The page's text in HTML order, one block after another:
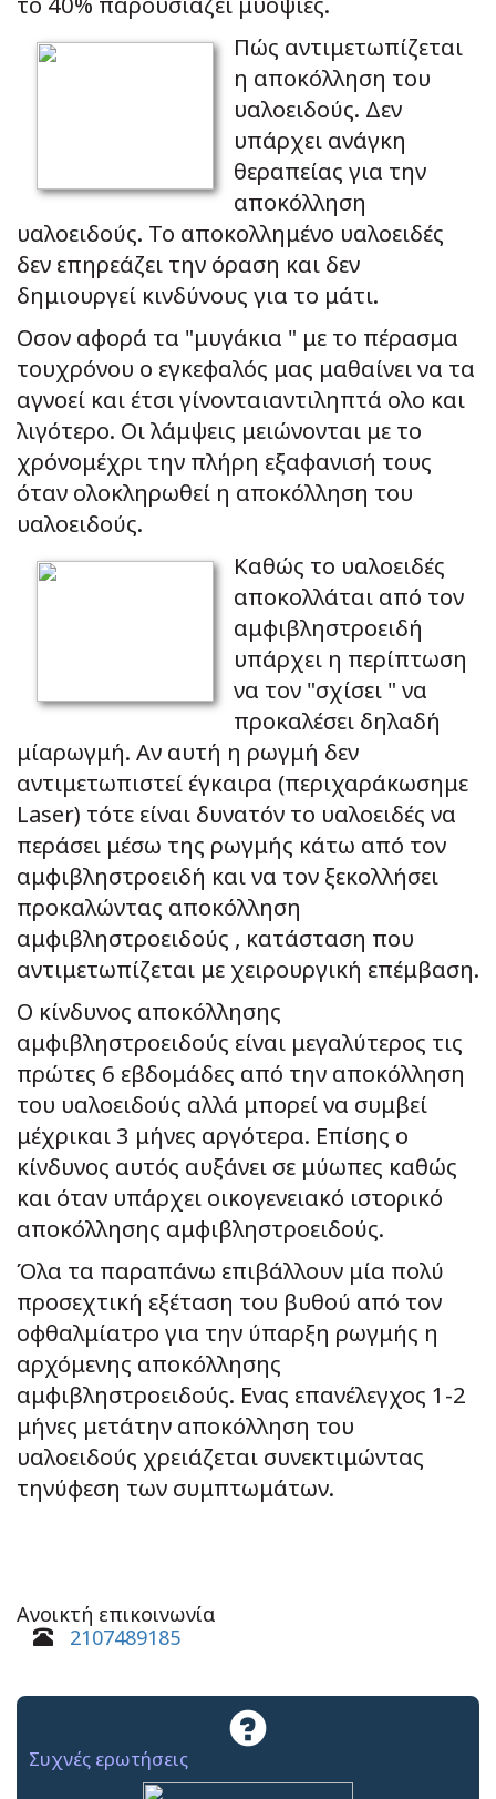
Πώς αντιμετωπίζεται
η αποκόλληση του
υαλοειδούς. Δεν
υπάρχει ανάγκη
θεραπείας για την
αποκόλληση
υαλοειδούς. Το αποκολλημένο υαλοειδές
δεν επηρεάζει την όραση και δεν
δημιουργεί κινδύνους για το μάτι.
Οσον αφορά τα "μυγάκια " με το πέρασμα
τουχρόνου ο εγκεφαλός μας μαθαίνει να τα
αγνοεί και έτσι γίνονταιαντιληπτά ολο και
λιγότερο. Οι λάμψεις μειώνονται με το
χρόνομέχρι την πλήρη εξαφανισή τους
όταν ολοκληρωθεί η αποκόλληση του
υαλοειδούς.
Καθώς το υαλοειδές
αποκολλάται από τον
αμφιβληστροειδή
υπάρχει η περίπτωση
να τον "σχίσει " να
προκαλέσει δηλαδή
μίαρωγμή. Αν αυτή η ρωγμή δεν
αντιμετωπιστεί έγκαιρα (περιχαράκωσημε
Laser) τότε είναι δυνατόν το υαλοειδές να
περάσει μέσω της ρωγμής κάτω από τον
αμφιβληστροειδή και να τον ξεκολλήσει
προκαλώντας αποκόλληση
αμφιβληστροειδούς , κατάσταση που
αντιμετωπίζεται με χειρουργική επέμβαση.
Ο κίνδυνος αποκόλλησης
αμφιβληστροειδούς είναι μεγαλύτερος τις
πρώτες 6 εβδομάδες από την αποκόλληση
του υαλοειδούς αλλά μπορεί να συμβεί
μέχρικαι 3 μήνες αργότερα. Επίσης ο
κίνδυνος αυτός αυξάνει σε μύωπες καθώς
και όταν υπάρχει οικογενειακό ιστορικό
αποκόλλησης αμφιβληστροειδούς.
Όλα τα παραπάνω επιβάλλουν μία πολύ
προσεχτική εξέταση του βυθού από τον
οφθαλμίατρο για την ύπαρξη ρωγμής η
αρχόμενης αποκόλλησης
αμφιβληστροειδούς. Ενας επανέλεγχος 1-2
μήνες μετάτην αποκόλληση του
υαλοειδούς χρειάζεται συνεκτιμώντας
τηνύφεση των συμπτωμάτων.
Ανοικτή επικοινωνία
2107489185
Συχνές ερωτήσεις